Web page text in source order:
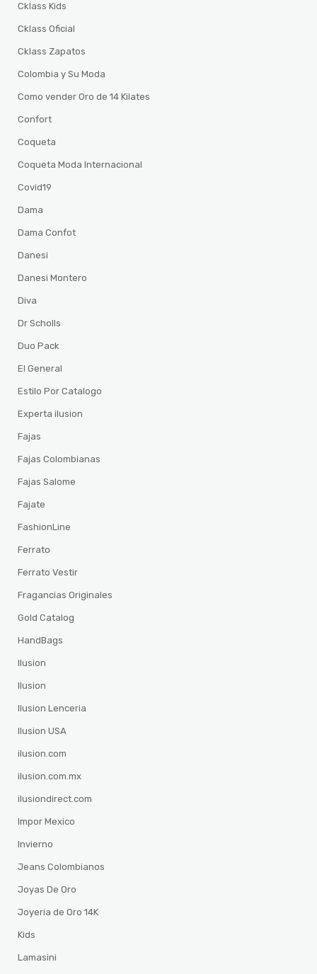
Cklass Kids
Cklass Oficial
Cklass Zapatos
Colombia y Su Moda
Como vender Oro de 14 Kilates
Confort
Coqueta
Coqueta Moda Internacional
Covid19
Dama
Dama Confot
Danesi
Danesi Montero
Diva
Dr Scholls
Duo Pack
El General
Estilo Por Catalogo
Experta ilusion
Fajas
Fajas Colombianas
Fajas Salome
Fajate
FashionLine
Ferrato
Ferrato Vestir
Fragancias Originales
Gold Catalog
HandBags
Ilusion
Ilusion
Ilusion Lenceria
Ilusion USA
ilusion.com
ilusion.com.mx
ilusiondirect.com
Impor Mexico
Invierno
Jeans Colombianos
Joyas De Oro
Joyeria de Oro 14K
Kids
Lamasini